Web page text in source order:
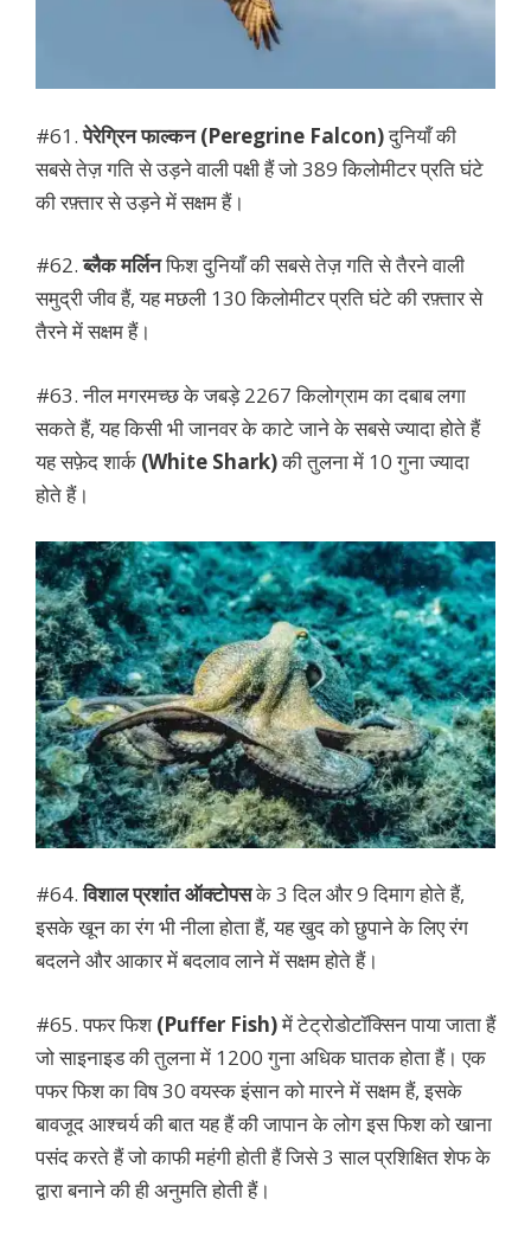
#61.पेरेग्रिन फाल्कन (Peregrine Falcon)दुनियाँ की
सबसे तेज़ गति से उड़ने वाली पक्षी हैं जो 389 किलोमीटर प्रति घंटे
की रफ़्तार से उड़ने में सक्षम हैं।
#62.ब्लैक मर्लिनफिश दुनियाँ की सबसे तेज़ गति से तैरने वाली
समुद्री जीव हैं, यह मछली 130 किलोमीटर प्रति घंटे की रफ़्तार से
तैरने में सक्षम हैं।
#63. नील मगरमच्छ के जबड़े 2267 किलोग्राम का दबाब लगा
सकते हैं, यह किसी भी जानवर के काटे जाने के सबसे ज्यादा होते हैं
यह सफ़ेद शार्क (White Shark)की तुलना में 10 गुना ज्यादा
होते हैं।
#64.विशाल प्रशांत ऑक्टोपसके 3 दिल और 9 दिमाग होते हैं,
इसके खून का रंग भी नीला होता हैं, यह खुद को छुपाने के लिए रंग
बदलने और आकार में बदलाव लाने में सक्षम होते हैं।
#65. पफर फिश(Puffer Fish)में टेट्रोडोटॉक्सिन पाया जाता हैं
जो साइनाइड की तुलना में 1200 गुना अधिक घातक होता हैं। एक
पफर फिश का विष 30 वयस्क इंसान को मारने में सक्षम हैं, इसके
बावजूद आश्चर्य की बात यह हैं की जापान के लोग इस फिश को खाना
पसंद करते हैं जो काफी महंगी होती हैं जिसे 3 साल प्रशिक्षित शेफ के
द्वारा बनाने की ही अनुमति होती हैं।